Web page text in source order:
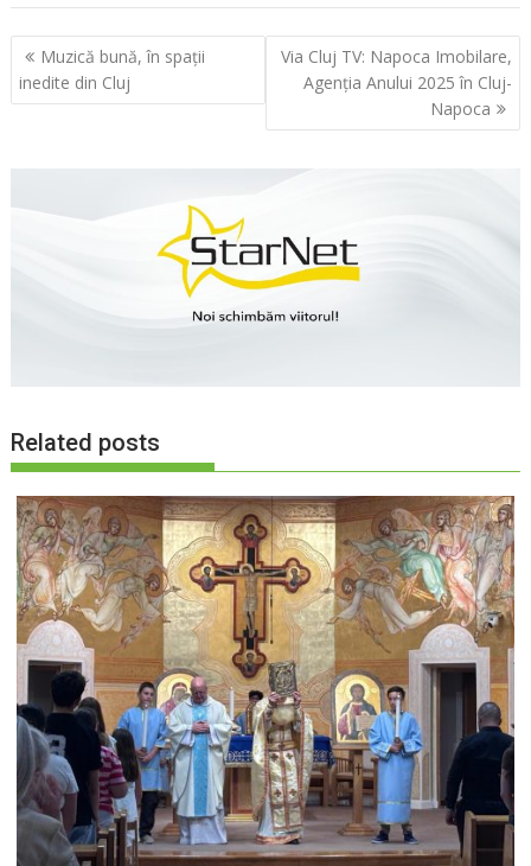
Navigare
în
articole
Muzică bună, în spații
inedite din Cluj
Via Cluj TV: Napoca Imobilare,
Agenția Anului 2025 în Cluj-
Napoca
Related posts